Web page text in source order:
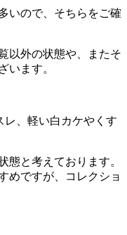
いので、そちらをご確
以外の状態や、またそ
います。
、軽い白カケやくす
と考えております。
めですが、コレクショ